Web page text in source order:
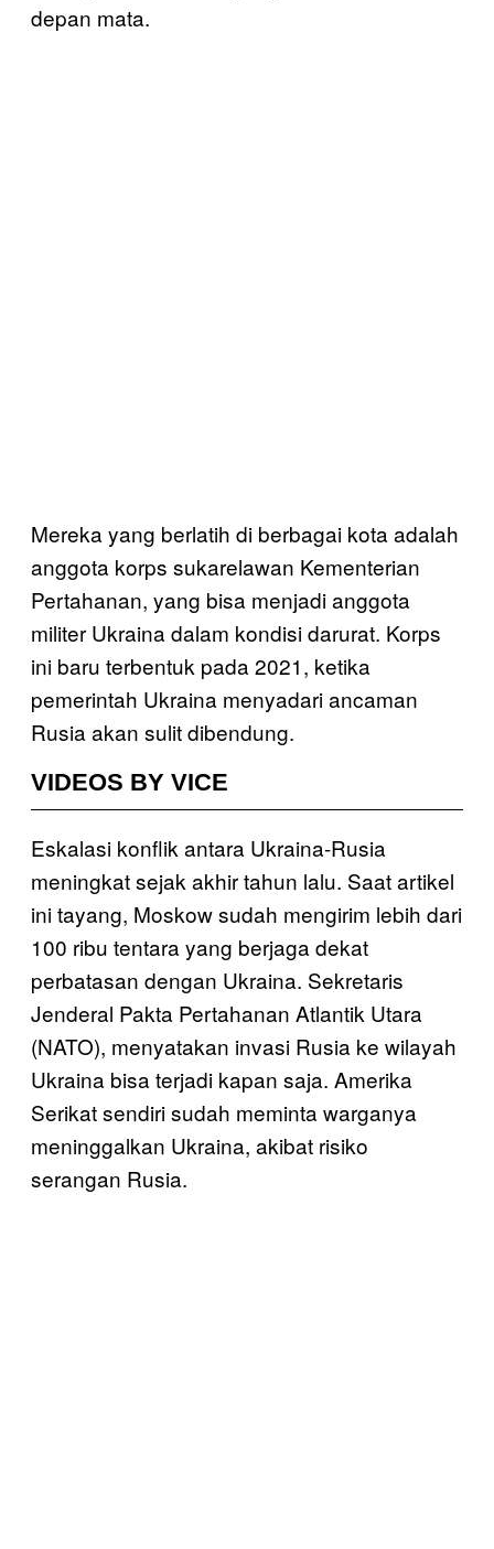
depan mata.
Mereka yang berlatih di berbagai kota adalah
anggota korps sukarelawan Kementerian
Pertahanan, yang bisa menjadi anggota
militer Ukraina dalam kondisi darurat. Korps
ini baru terbentuk pada 2021, ketika
pemerintah Ukraina menyadari ancaman
Rusia akan sulit dibendung.
VIDEOS BY VICE
Eskalasi konflik antara Ukraina-Rusia
meningkat sejak akhir tahun lalu. Saat artikel
ini tayang, Moskow sudah mengirim lebih dari
100 ribu tentara yang berjaga dekat
perbatasan dengan Ukraina. Sekretaris
Jenderal Pakta Pertahanan Atlantik Utara
(NATO), menyatakan invasi Rusia ke wilayah
Ukraina bisa terjadi kapan saja. Amerika
Serikat sendiri sudah meminta warganya
meninggalkan Ukraina, akibat risiko
serangan Rusia.